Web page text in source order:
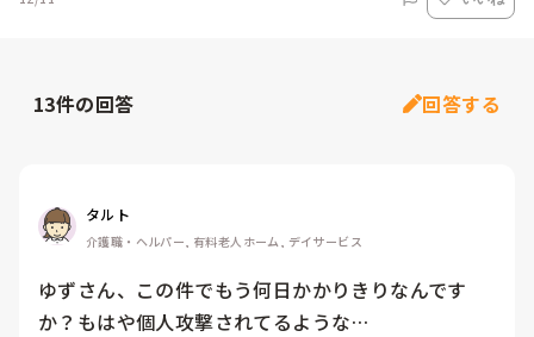
13件の回答 回答する
タルト
介護職・ヘルパー, 有料老人ホーム, デイサービス
ゆずさん、この件でもう何日かかりきりなんです
か？もはや個人攻撃されてるような…